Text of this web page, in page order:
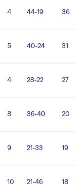
4 44-19 36
5 40-24 31
4 28-22 27
8 36-40 20
9 21-33 19
10 21-46 18